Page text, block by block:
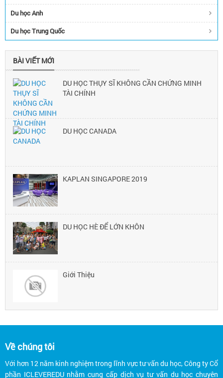
Du học Anh
Du học Trung Quốc
BÀI VIẾT MỚI
DU HỌC THỤY SĨ KHÔNG CẦN CHỨNG MINH
TÀI CHÍNH
DU HỌC CANADA
KAPLAN SINGAPORE 2019
DU HỌC HÈ ĐỂ LỚN KHÔN
Giới Thiệu
Về chúng tôi
Với hơn 12 năm kinh nghiệm trong lĩnh vực tư vấn du học, Công ty Cổ
phần ICLEVEREDU nhằm cung cấp dịch vụ tư vấn du học chuyên